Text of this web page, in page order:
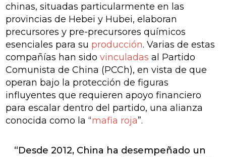
chinas, situadas particularmente en las
provincias de Hebei y Hubei, elaboran
precursores y pre-precursores químicos
esenciales para su producción. Varias de estas
compañías han sidovinculadas al Partido
Comunista de China (PCCh), en vista de que
operan bajo la protección de figuras
influyentes que requieren apoyo financiero
para escalar dentro del partido, una alianza
conocida como la “mafia roja”.
“Desde 2012, China ha desempeñado un